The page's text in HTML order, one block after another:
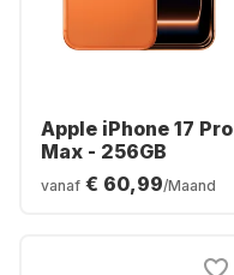
Apple iPhone 17 Pro
Max - 256GB
vanaf € 60,99/Maand